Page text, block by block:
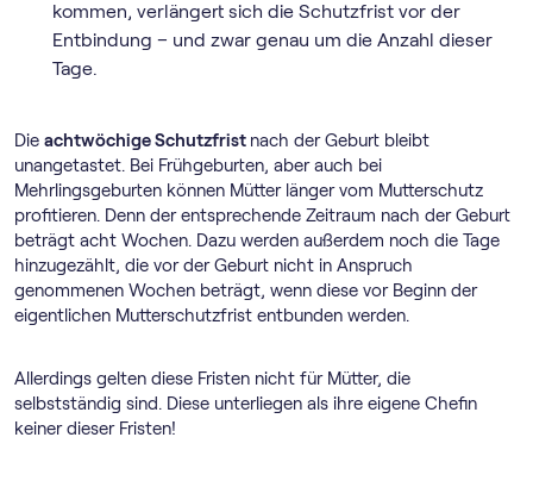
kommen, verlängert sich die Schutzfrist vor der
Entbindung – und zwar genau um die Anzahl dieser
Tage.
Die achtwöchige Schutzfrist nach der Geburt bleibt
unangetastet. Bei Frühgeburten, aber auch bei
Mehrlingsgeburten können Mütter länger vom Mutterschutz
profitieren. Denn der entsprechende Zeitraum nach der Geburt
beträgt acht Wochen. Dazu werden außerdem noch die Tage
hinzugezählt, die vor der Geburt nicht in Anspruch
genommenen Wochen beträgt, wenn diese vor Beginn der
eigentlichen Mutterschutzfrist entbunden werden.
Allerdings gelten diese Fristen nicht für Mütter, die
selbstständig sind. Diese unterliegen als ihre eigene Chefin
keiner dieser Fristen!